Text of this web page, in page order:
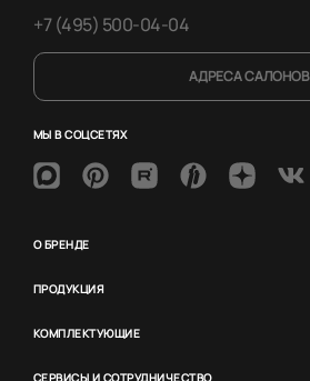
+7 (495) 500-04-04
АДРЕСА САЛОНОВ
МЫ В СОЦСЕТЯХ
О БРЕНДЕ
ПРОДУКЦИЯ
КОМПЛЕКТУЮЩИЕ
СЕРВИСЫ И СОТРУДНИЧЕСТВО